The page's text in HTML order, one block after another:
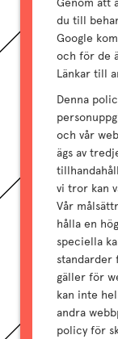
Genom att
du till
Google
och för de
Länkar till
Denna
och vår
ägs av
vi tror kan
Vår
hålla en
speciella
standarder
gäller för
kan inte
andra
policy för